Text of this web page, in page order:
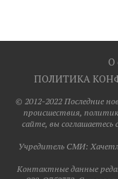
О
ПОЛИТИКА
© 2012-2022 Последние
происшествия,
сайте, вы
Учредитель СМИ:
Контактные данные